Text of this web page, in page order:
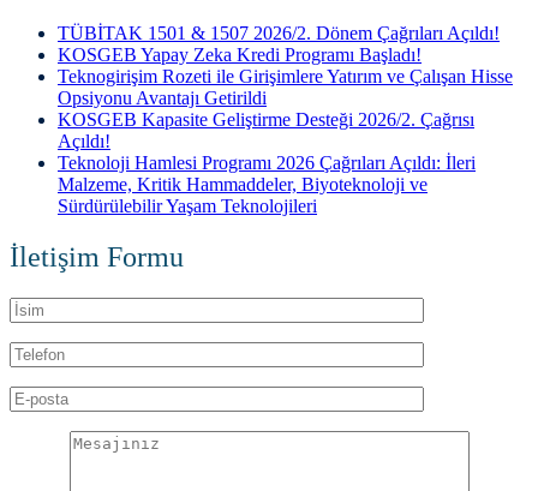
TÜBİTAK 1501 & 1507 2026/2. Dönem Çağrıları Açıldı!
KOSGEB Yapay Zeka Kredi Programı Başladı!
Teknogirişim Rozeti ile Girişimlere Yatırım ve Çalışan Hisse
Opsiyonu Avantajı Getirildi
KOSGEB Kapasite Geliştirme Desteği 2026/2. Çağrısı
Açıldı!
Teknoloji Hamlesi Programı 2026 Çağrıları Açıldı: İleri
Malzeme, Kritik Hammaddeler, Biyoteknoloji ve
Sürdürülebilir Yaşam Teknolojileri
İletişim Formu